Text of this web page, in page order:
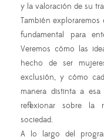
y la valoración de su
También
fundamental para
Veremos cómo las
hecho de ser
exclusión, y cómo
manera distinta a esa
reflexionar sobre la
sociedad.
A lo largo del